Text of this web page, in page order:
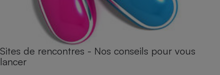
Sites de rencontres - Nos conseils pour vous
lancer